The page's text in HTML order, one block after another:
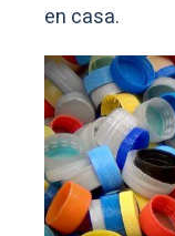
en casa.